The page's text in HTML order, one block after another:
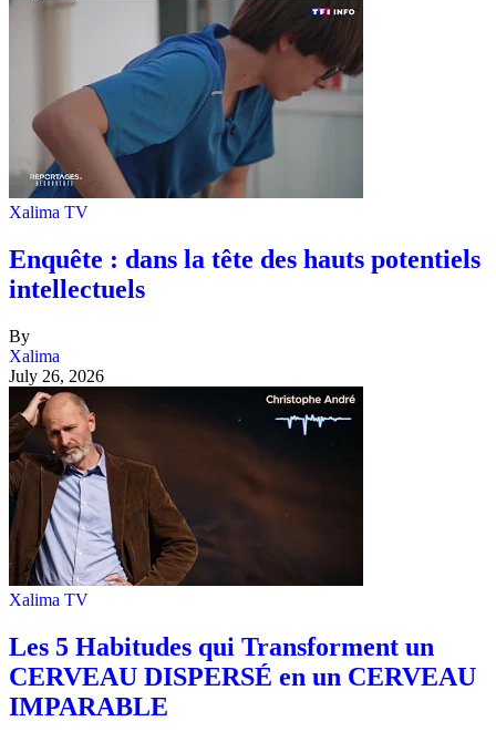
Xalima TV
Enquête : dans la tête des hauts potentiels
intellectuels
By
Xalima
July 26, 2026
Xalima TV
Les 5 Habitudes qui Transforment un
CERVEAU DISPERSÉ en un CERVEAU
IMPARABLE